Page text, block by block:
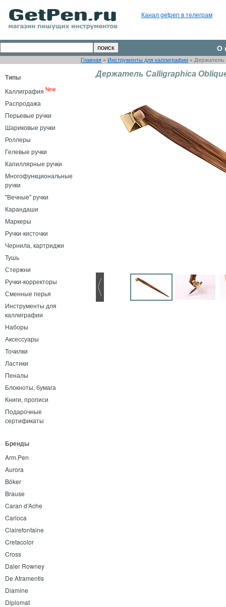
Канал getpen в телеграм
О
Главная » Инструменты для каллиграфии »
Типы
Каллиграфия New
Распродажа
Перьевые ручки
Шариковые ручки
Роллеры
Гелевые ручки
Капиллярные ручки
Многофункциональные
ручки
"Вечные" ручки
Карандаши
Маркеры
Ручки-кисточки
Чернила, картриджи
Тушь
Стержни
Ручки-корректоры
Сменные перья
Инструменты для
каллиграфии
Наборы
Аксессуары
Точилки
Ластики
Пеналы
Блокноты, бумага
Книги, прописи
Подарочные
сертификаты
Бренды
Arm.Pen
Aurora
Böker
Brause
Caran d’Ache
Carioca
Clairefontaine
Cretacolor
Cross
Daler Rowney
De Atramentis
Diamine
Diplomat
Держатель Calligraphica